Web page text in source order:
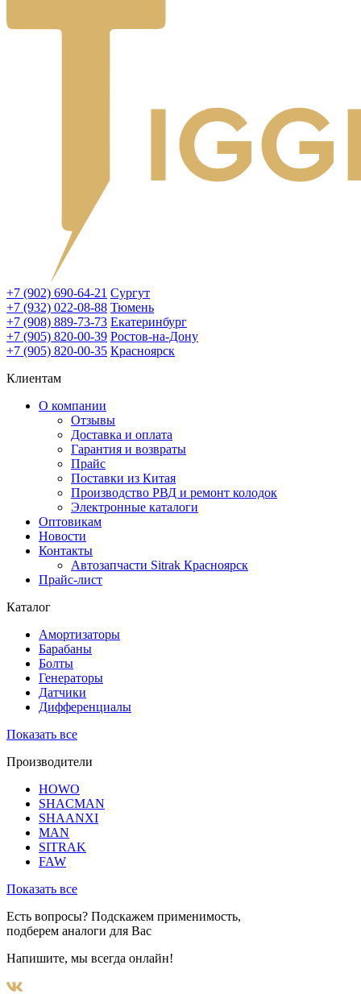
+7 (902) 690-64-21 Сургут
+7 (932) 022-08-88 Тюмень
+7 (908) 889-73-73 Екатеринбург
+7 (905) 820-00-39 Ростов-на-Дону
+7 (905) 820-00-35 Красноярск
Клиентам
О компании
Отзывы
Доставка и оплата
Гарантия и возвраты
Прайс
Поставки из Китая
Производство РВД и ремонт колодок
Электронные каталоги
Оптовикам
Новости
Контакты
Автозапчасти Sitrak Красноярск
Прайс-лист
Каталог
Амортизаторы
Барабаны
Болты
Генераторы
Датчики
Дифференциалы
Показать все
Производители
HOWO
SHACMAN
SHAANXI
MAN
SITRAK
FAW
Показать все
Есть вопросы? Подскажем применимость,
подберем аналоги для Вас
Напишите, мы всегда онлайн!